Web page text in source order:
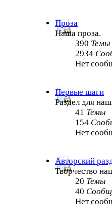
Проза
Наша проза.
390 Темы
2934
Нет
Первые шаги
Раздел для
41 Темы
154
Нет
Авторский
Творчество
20 Темы
40
Нет